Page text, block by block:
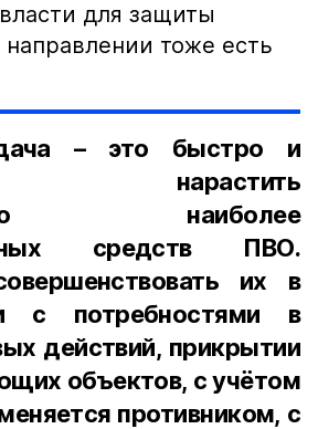
для защиты
тоже есть
– это быстро и
нарастить
наиболее
средств ПВО.
их в
с потребностями в
действий, прикрытии
объектов, с учётом
противником, с